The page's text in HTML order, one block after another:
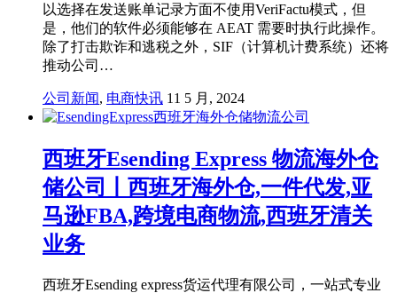
以选择在发送账单记录方面不使用VeriFactu模式，但
是，他们的软件必须能够在 AEAT 需要时执行此操作。
除了打击欺诈和逃税之外，SIF（计算机计费系统）还将
推动公司…
公司新闻, 电商快讯 11 5 月, 2024
西班牙Esending Express 物流海外仓
储公司丨西班牙海外仓,一件代发,亚
马逊FBA,跨境电商物流,西班牙清关
业务
西班牙Esending express货运代理有限公司，一站式专业